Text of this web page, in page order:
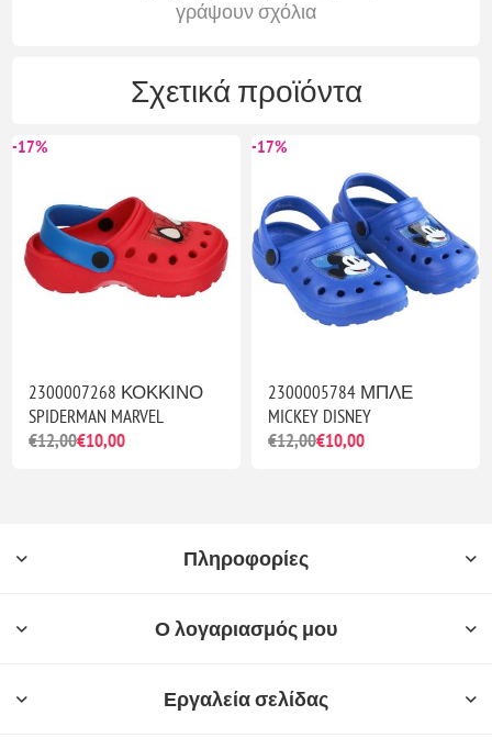
γράψουν σχόλια
Σχετικά προϊόντα
-17%
2300007268 ΚΟΚΚΙΝΟ
SPIDERMAN MARVEL
€12,00€10,00
-17%
2300005784 ΜΠΛΕ
MICKEY DISNEY
€12,00€10,00
Πληροφορίες
Ο λογαριασμός μου
Εργαλεία σελίδας